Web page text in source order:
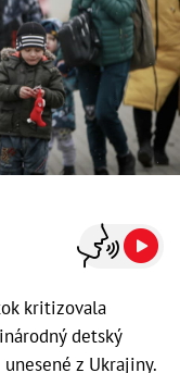
kritizovala
detský
z Ukrajiny.